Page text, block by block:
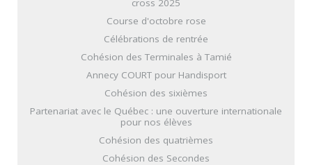
cross 2025
Course d'octobre rose
Célébrations de rentrée
Cohésion des Terminales à Tamié
Annecy COURT pour Handisport
Cohésion des sixièmes
Partenariat avec le Québec : une ouverture internationale
pour nos élèves
Cohésion des quatrièmes
Cohésion des Secondes